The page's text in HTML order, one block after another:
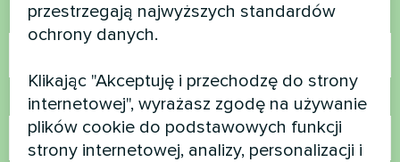
Numer telefonu
E-mail
przestrzegają najwyższych standardów
ochrony danych.
Klikając "Akceptuję i przechodzę do strony
internetowej", wyrażasz zgodę na używanie
plików cookie do podstawowych funkcji
strony internetowej, analizy, personalizacji i